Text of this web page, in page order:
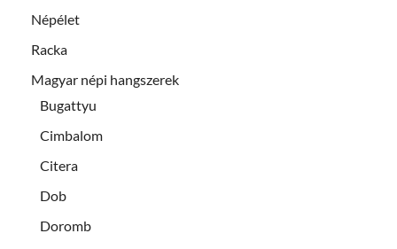
Népélet
Racka
Magyar népi hangszerek
Bugattyu
Cimbalom
Citera
Dob
Doromb